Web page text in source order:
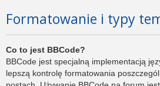
Formatowanie i typy
Co to jest BBCode?
BBCode jest specjalną implementacją
lepszą kontrolę formatowania